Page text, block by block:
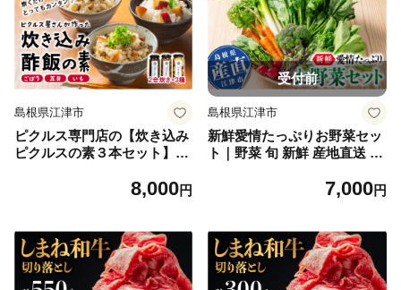
島根県江津市
ピクルス専門店の【炊き込み
ピクルスの素３本セット】
ス ぴくるす 野菜 やさい 炊き
存 詰め合わせ セット ギフト
贈物 プレゼント｜
8,000円
受付前
島根県江津市
新鮮愛情たっぷりお野菜セッ
ト｜野菜 旬 新鮮 産地直送 リ
7,000円